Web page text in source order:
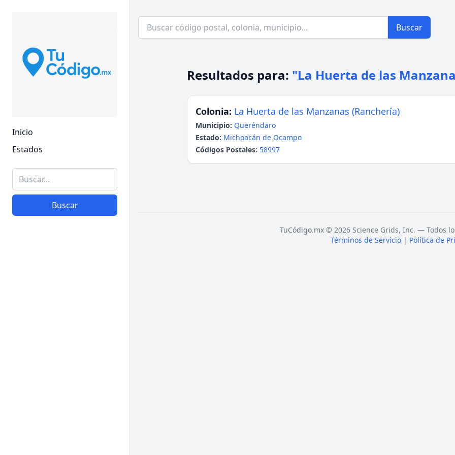
Inicio
Estados
Buscar
Buscar
Resultados para: "La Huerta de las
Colonia: La Huerta de las Manzanas (Ranchería)
Municipio: Queréndaro
Estado: Michoacán de Ocampo
Códigos Postales: 58997
TuCódigo.mx © 2026 Science Grids, Inc. — Todos
Términos de Servicio | Política de